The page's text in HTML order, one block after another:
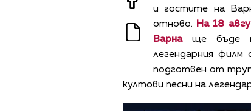
и гостите на
отново.
На 18
Варна ще бъде
легендарния
подготвен от
култови песни на